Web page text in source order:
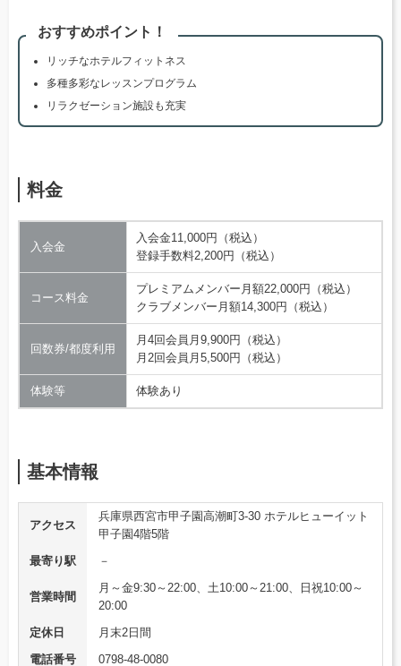
おすすめポイント！
リッチなホテルフィットネス
多種多彩なレッスンプログラム
リラクゼーション施設も充実
料金
入会金
入会金11,000円（税込）
登録手数料2,200円（税込）
コース料金
プレミアムメンバー月額22,000円（税込）
クラブメンバー月額14,300円（税込）
回数券/都度利用
月4回会員月9,900円（税込）
月2回会員月5,500円（税込）
体験等 体験あり
基本情報
アクセス
兵庫県西宮市甲子園高潮町3-30 ホテルヒューイット
甲子園4階5階
最寄り駅
－
営業時間
月～金9:30～22:00、土10:00～21:00、日祝10:00～
20:00
定休日
月末2日間
電話番号
0798-48-0080